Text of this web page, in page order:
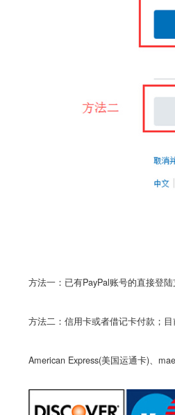
方法一：已有PayPal账号的直接登
方法二：信用卡或者借记卡付款；
American Express(美国运通卡)、